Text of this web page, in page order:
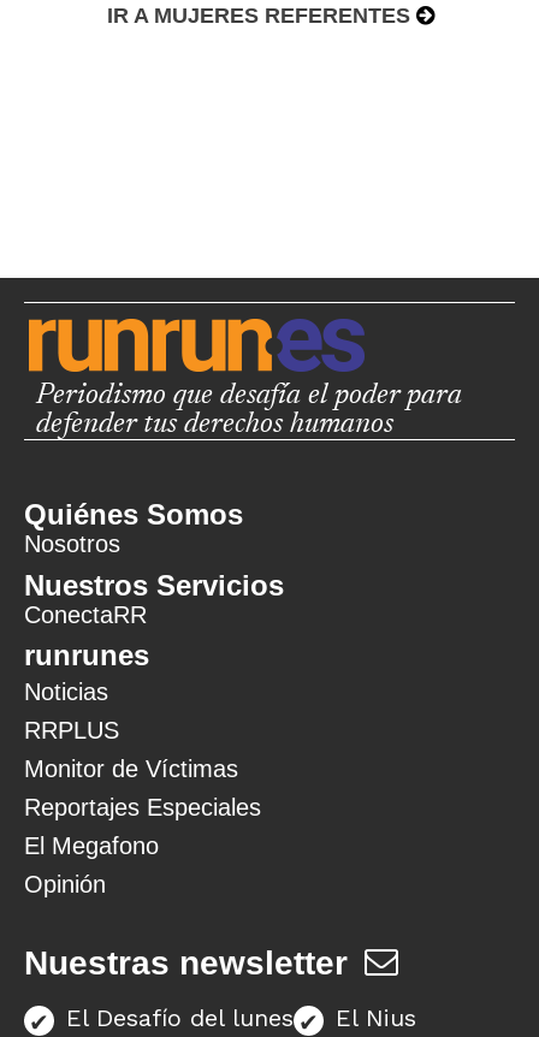
IR A MUJERES REFERENTES
Periodismo que desafía el poder para
defender tus derechos humanos
Quiénes Somos
Nosotros
Nuestros Servicios
ConectaRR
runrunes
Noticias
RRPLUS
Monitor de Víctimas
Reportajes Especiales
El Megafono
Opinión
Nuestras newsletter
El Desafío del lunes El Nius